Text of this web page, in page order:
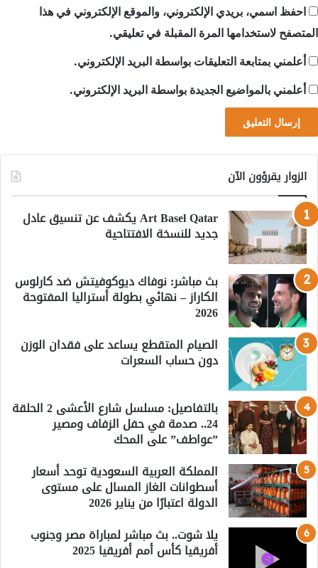
احفظ اسمي، بريدي الإلكتروني، والموقع الإلكتروني في هذا
المتصفح لاستخدامها المرة المقبلة في تعليقي.
أعلمني بمتابعة التعليقات بواسطة البريد الإلكتروني.
أعلمني بالمواضيع الجديدة بواسطة البريد الإلكتروني.
الزوار يقرؤون الآن
Art Basel Qatar يكشف عن تنسيق عادل
جديد للنسخة الافتتاحية
بث مباشر: نوفاك ديوكوفيتش ضد كارلوس
الكاراز – نهائي بطولة أستراليا المفتوحة
2026
الصيام المتقطع يساعد على فقدان الوزن
دون حساب السعرات
بالتفاصيل: مسلسل شارع الأعشى 2 الحلقة
24.. صدمة في حفل الزفاف ومصير
”عواطف” على المحك
المملكة العربية السعودية توحد أسعار
أسطوانات الغاز المسال على مستوى
الدولة اعتبارًا من يناير 2026
يلا شوت.. بث مباشر لمباراة مصر وجنوب
أفريقيا كأس أمم أفريقيا 2025